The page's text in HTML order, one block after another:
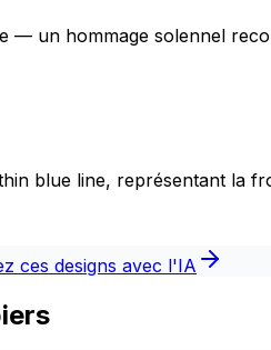
un hommage solennel
blue line, représentant la
ces designs avec l'IA